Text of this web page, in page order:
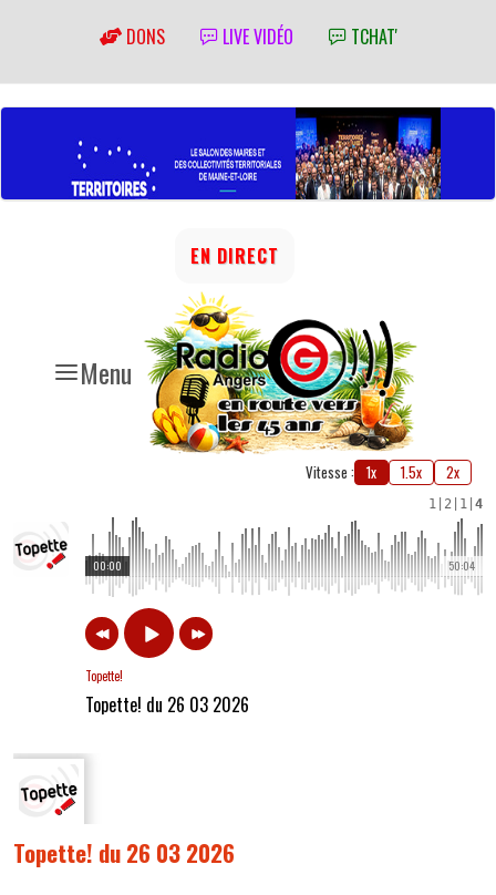
DONS LIVE VIDÉO TCHAT'
Menu
EN DIRECT
Vitesse : 1x 1.5x 2x
1 2 1 4
50:04
00:00
Topette!
Topette! du 26 03 2026
Topette! du 26 03 2026